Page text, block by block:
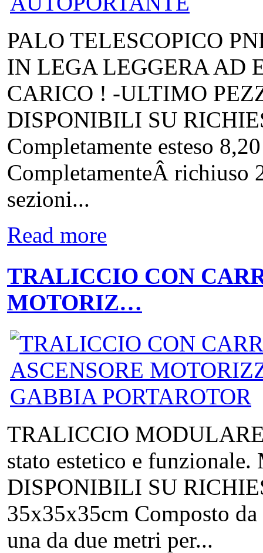
PALO TELESCOPICO
IN LEGA LEGGERA AD
CARICO ! -ULTIMO
DISPONIBILI SU
Completamente esteso
CompletamenteÂ richiuso
sezioni...
Read more
TRALICCIO CON
MOTORIZ…
TRALICCIO
stato estetico e
DISPONIBILI SU
35x35x35cm Composto
una da due metri per...